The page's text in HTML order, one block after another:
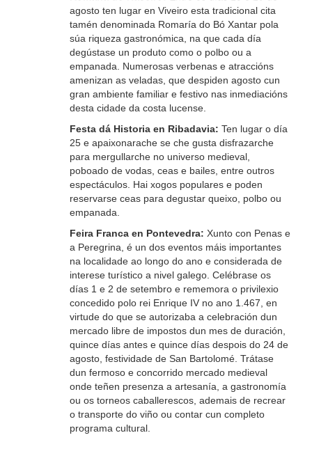
agosto ten lugar en Viveiro esta tradicional cita
tamén denominada Romaría do Bó Xantar pola
súa riqueza gastronómica, na que cada día
degústase un produto como o polbo ou a
empanada. Numerosas verbenas e atraccións
amenizan as veladas, que despiden agosto cun
gran ambiente familiar e festivo nas inmediacións
desta cidade da costa lucense.
Festa dá Historia en Ribadavia: Ten lugar o día
25 e apaixonarache se che gusta disfrazarche
para mergullarche no universo medieval,
poboado de vodas, ceas e bailes, entre outros
espectáculos. Hai xogos populares e poden
reservarse ceas para degustar queixo, polbo ou
empanada.
Feira Franca en Pontevedra: Xunto con Penas e
a Peregrina, é un dos eventos máis importantes
na localidade ao longo do ano e considerada de
interese turístico a nivel galego. Celébrase os
días 1 e 2 de setembro e rememora o privilexio
concedido polo rei Enrique IV no ano 1.467, en
virtude do que se autorizaba a celebración dun
mercado libre de impostos dun mes de duración,
quince días antes e quince días despois do 24 de
agosto, festividade de San Bartolomé. Trátase
dun fermoso e concorrido mercado medieval
onde teñen presenza a artesanía, a gastronomía
ou os torneos caballerescos, ademais de recrear
o transporte do viño ou contar cun completo
programa cultural.